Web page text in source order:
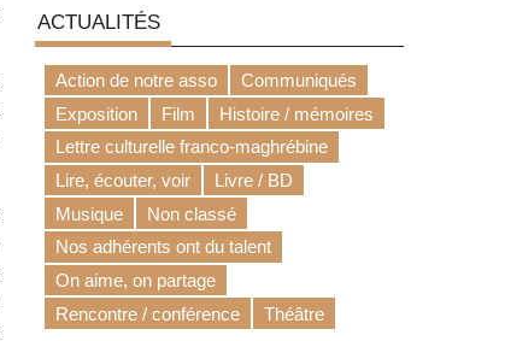
ACTUALITÉS
Action de notre asso
Communiqués
Exposition
Film
Histoire / mémoires
Lettre culturelle franco-maghrébine
Lire, écouter, voir
Livre / BD
Musique
Non classé
Nos adhérents ont du talent
On aime, on partage
Rencontre / conférence
Théâtre